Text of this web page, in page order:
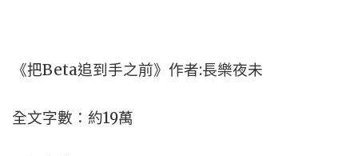
《把Beta追到手之前》作者:長樂夜未
全文字數：約19萬